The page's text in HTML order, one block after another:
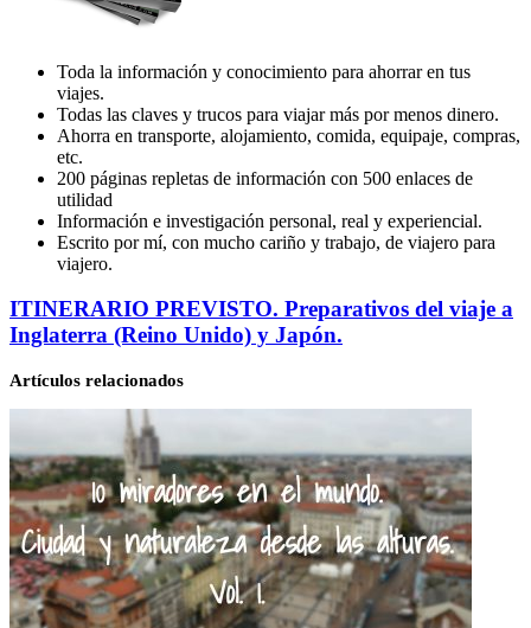
Toda la información y conocimiento para ahorrar en tus
viajes.
Todas las claves y trucos para viajar más por menos dinero.
Ahorra en transporte, alojamiento, comida, equipaje, compras,
etc.
200 páginas repletas de información con 500 enlaces de
utilidad
Información e investigación personal, real y experiencial.
Escrito por mí, con mucho cariño y trabajo, de viajero para
viajero.
ITINERARIO
PREVISTO.
Preparativos
viaje
a
(Reino
Unido)
y
Japón.
ITINERARIO PREVISTO. Preparativos del viaje a
Inglaterra (Reino Unido) y Japón.
Artículos relacionados